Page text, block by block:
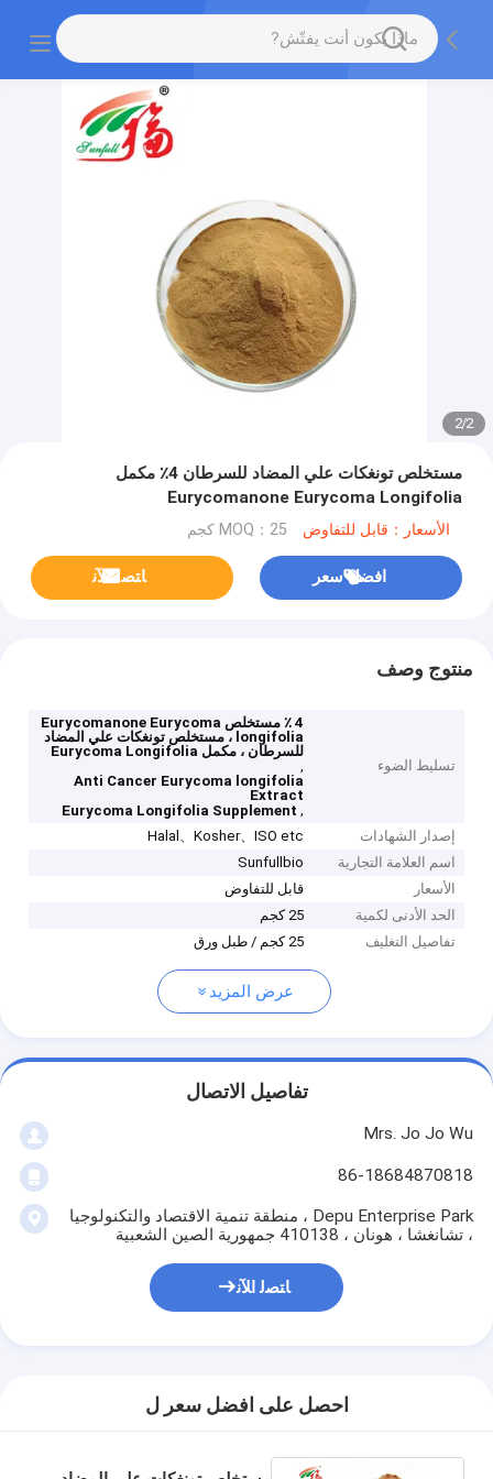
2
/
2
مستخلص تونغكات علي المضاد للسرطان 4٪ مكمل
Eurycomanone Eurycoma Longifolia
الأسعار：قابل للتفاوض MOQ：25 كجم
افضل سعر ﺎﺘﺼﻟ ﺍﻶﻧ
منتوج وصف
تسليط الضوء
4 ٪ مستخلص Eurycomanone Eurycoma
longifolia ، مستخلص تونغكات علي المضاد
للسرطان ، مكمل Eurycoma Longifolia
,
Anti Cancer Eurycoma longifolia
Extract
,
Eurycoma Longifolia Supplement
إصدار الشهادات
Halal、Kosher、ISO etc
اسم العلامة التجارية
Sunfullbio
الأسعار
قابل للتفاوض
الحد الأدنى لكمية
25 كجم
تفاصيل التغليف
25 كجم / طبل ورق
عرض المزيد
تفاصيل الاتصال
Mrs. Jo Jo Wu
86-18684870818
Depu Enterprise Park ، منطقة تنمية الاقتصاد والتكنولوجيا
، تشانغشا ، هونان ، 410138 جمهورية الصين الشعبية
ﺎﺘﺼﻟ ﺍﻶﻧ
احصل على افضل سعر ل